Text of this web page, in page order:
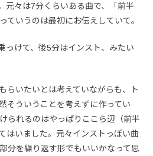
元々は7分くらいある曲で、「前半
ていうのは最初にお伝えしていて。
っけて、後5分はインスト、みたい
らいたいとは考えていながらも、ト
そういうことを考えずに作ってい
られるのはやっぱりここら辺（前半
はいました。元々インストっぽい曲
分を繰り返す形でもいいかなって思